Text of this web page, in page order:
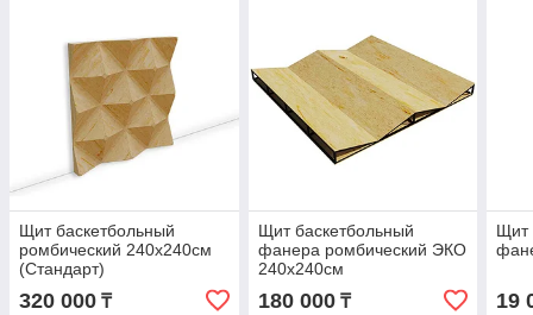
Щит баскетбольный
ромбический 240х240см
(Стандарт)
320 000 ₸
Щит баскетбольный
фанера ромбический ЭКО
240х240см
180 000₸
Щит
19